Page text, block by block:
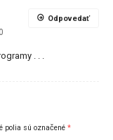
. . .
Odpovedať
polia sú označené *